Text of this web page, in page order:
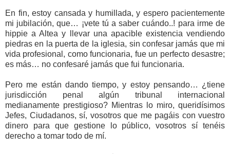
En fin, estoy cansada y humillada, y espero pacientemente
mi jubilación, que… ¡vete tú a saber cuándo..! para irme de
hippie a Altea y llevar una apacible existencia vendiendo
piedras en la puerta de la iglesia, sin confesar jamás que mi
vida profesional, como funcionaria, fue un perfecto desastre;
es más… no confesaré jamás que fui funcionaria.
Pero me están dando tiempo, y estoy pensando… ¿tiene
jurisdicción penal algún tribunal internacional
medianamente prestigioso? Mientras lo miro, queridísimos
Jefes, Ciudadanos, sí, vosotros que me pagáis con vuestro
dinero para que gestione lo público, vosotros sí tenéis
derecho a tomar todo de mí.